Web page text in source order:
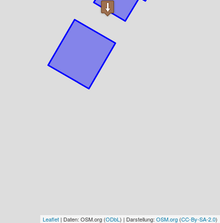
Leaflet | Daten: OSM.org (ODbL ) | Darstellung: OSM.org (CC-By-SA-2.0)